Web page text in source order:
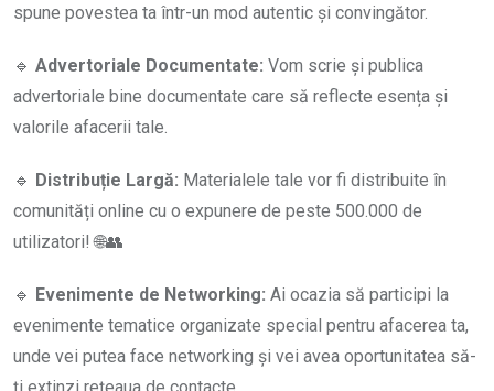
spune povestea ta într-un mod autentic și convingător.
🔹 Advertoriale Documentate: Vom scrie și publica
advertoriale bine documentate care să reflecte esența și
valorile afacerii tale.
🔹 Distribuție Largă: Materialele tale vor fi distribuite în
comunități online cu o expunere de peste 500.000 de
utilizatori! 🌐👥
🔹 Evenimente de Networking: Ai ocazia să participi la
evenimente tematice organizate special pentru afacerea ta,
unde vei putea face networking și vei avea oportunitatea să-
ți extinzi rețeaua de contacte.